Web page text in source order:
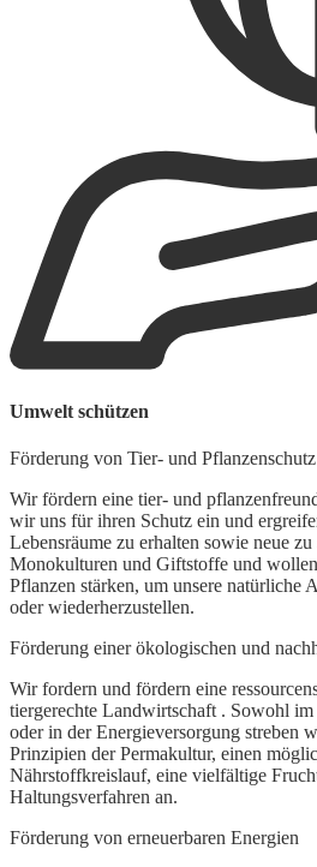
Umwelt schützen
Förderung von Tier- und Pflanzenschutz
Wir fördern eine tier- und
wir uns für ihren Schutz ein und
Lebensräume zu erhalten sowie neue
Monokulturen und Giftstoffe und
Pflanzen stärken, um unsere natürliche
oder wiederherzustellen.
Förderung einer ökologischen und
Wir fordern und fördern eine
tiergerechte Landwirtschaft . Sowohl
oder in der Energieversorgung streben
Prinzipien der Permakultur, einen
Nährstoffkreislauf, eine vielfältige
Haltungsverfahren an.
Förderung von erneuerbaren Energien